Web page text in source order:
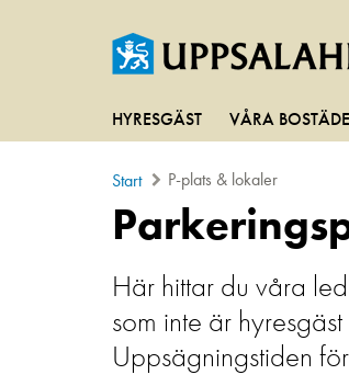
HYRESGÄST VÅRA
Start P-plats & lokaler
Här hittar du våra
som inte är
Uppsägningstiden